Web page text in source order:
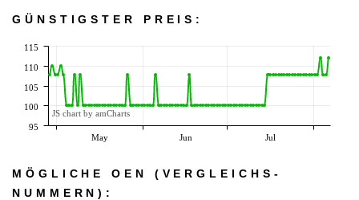
GÜNSTIGSTER PREIS:
May Jun Jul
95
100
105
110
115
JS chart by amCharts
MÖGLICHE OEN (VERGLEICHS­
NUMMERN):